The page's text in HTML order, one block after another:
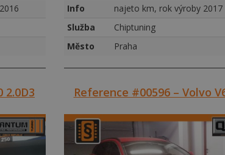
Info
najeto km, rok výroby 2017
Služba
Chiptuning
Město
Praha
2.0D3 Reference #00596 – Volvo